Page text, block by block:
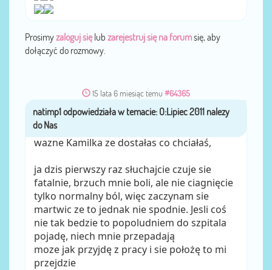
Prosimyzaloguj sięlub zarejestruj się na forumsię, aby
dołączyć do rozmowy.
15 lata 6 miesiąc temu #64365
przez natimp1
wazne Kamilka ze dostałas co chciałaś,
ja dzis pierwszy raz słuchajcie czuje sie
fatalnie, brzuch mnie boli, ale nie ciagnięcie
tylko normalny ból, więc zaczynam sie
martwic ze to jednak nie spodnie. Jesli coś
nie tak bedzie to popoludniem do szpitala
pojadę, niech mnie przepadają
moze jak przyjdę z pracy i sie położę to mi
przejdzie